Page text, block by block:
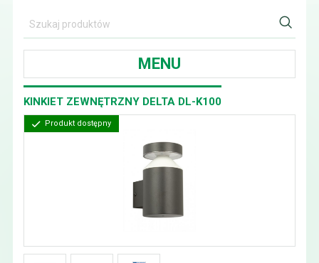
MENU
KINKIET ZEWNĘTRZNY DELTA DL-K100
Produkt dostępny